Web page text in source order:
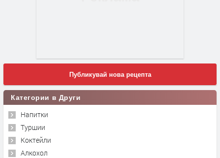
Публикувай нова рецепта
Категории в Други
Напитки
Туршии
Коктейли
Алкохол